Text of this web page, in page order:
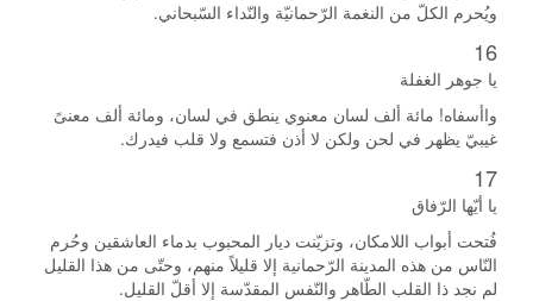
ويُحرم الكلّ من النغمة الرّحمانيّة والنّداء السّبحاني.
16
يا جوهر الغفلة
واأسفاه! مائة ألف لسان معنوي ينطق في لسان، ومائة ألف معنىً
غيبيّ يظهر في لحن ولكن لا أذن فتسمع ولا قلب فيدرك.
17
يا أيّها الرّفاق
فُتحت أبواب اللامكان، وتزيّنت ديار المحبوب بدماء العاشقين وحُرم
النّاس من هذه المدينة الرّحمانية إلا قليلاً منهم، وحتّى من هذا القليل
لم نجد ذا القلب الطّاهر والنّفس المقدّسة إلا أقلّ القليل.